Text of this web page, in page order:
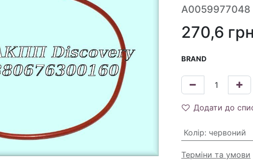
A0059977048
270,6
BRAND
Додати до
Колір: червоний
Терміни та умови